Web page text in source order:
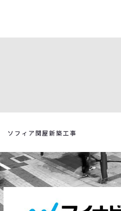
ソフィア関屋新築工事